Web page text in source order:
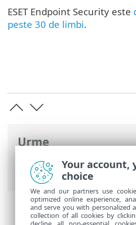
Urme
Ajutor online ESET>
Security >Instalare/
ESET Endpoint Security este
peste 30 de limbi.
Your account,
choice
We and our partners use
optimized online experience,
and serve you with personalized
collection of all cookies by